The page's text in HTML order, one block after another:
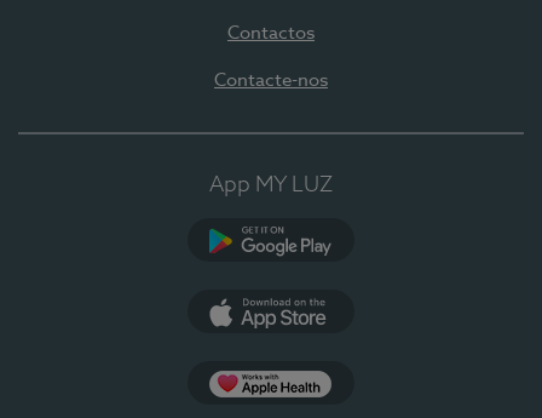
Contactos
Contacte-nos
App MY LUZ